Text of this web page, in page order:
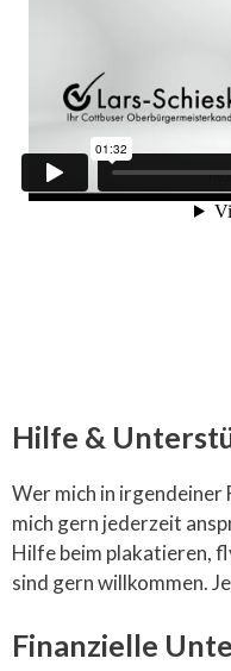
Hilfe &
Wer mich in
mich gern jederzeit
Hilfe beim plakatieren,
sind gern willkommen.
Finanzielle